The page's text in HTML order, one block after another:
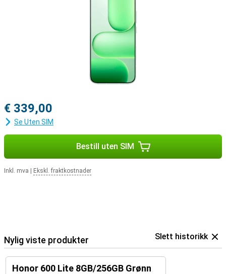
€ 339,00
Se Uten SIM
Bestill uten SIM
Inkl. mva Ekskl. fraktkostnader
Nylig viste produkter Slett historikk
Honor 600 Lite 8GB/256GB Grønn